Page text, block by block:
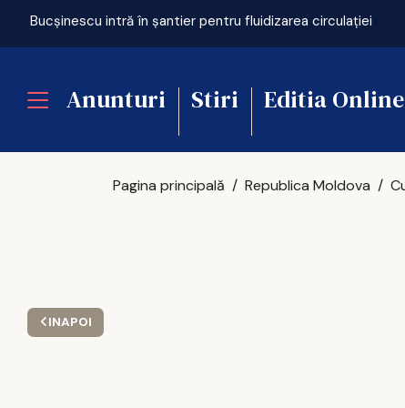
Bucșinescu intră în șantier pentru fluidizarea circulației
Anunturi Stiri Editia Online
INAPOI
Pagina principală Republica Moldova